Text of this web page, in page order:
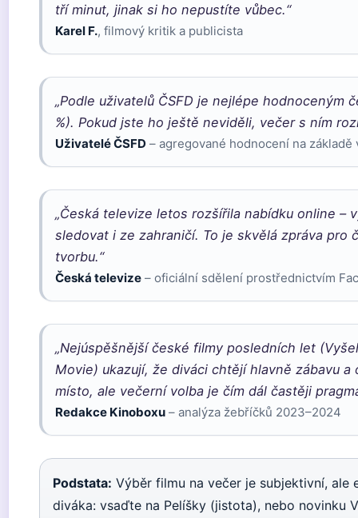
tří minut, jinak si ho nepustíte vůbec.“
Karel F., filmový kritik a publicista
„Podle uživatelů ČSFD je nejlépe hodnoceným
%). Pokud jste ho ještě neviděli, večer s ním
Uživatelé ČSFD – agregované hodnocení na
„Česká televize letos rozšířila nabídku online –
sledovat i ze zahraničí. To je skvělá zpráva pro
tvorbu.“
Česká televize – oficiální sdělení prostřednictvím
„Nejúspěšnější české filmy posledních let
Movie) ukazují, že diváci chtějí hlavně zábavu
místo, ale večerní volba je čím dál častěji
Redakce Kinoboxu – analýza žebříčků 2023–2024
Podstata: Výběr filmu na večer je subjektivní, ale
diváka: vsaďte na Pelíšky (jistota), nebo novinku